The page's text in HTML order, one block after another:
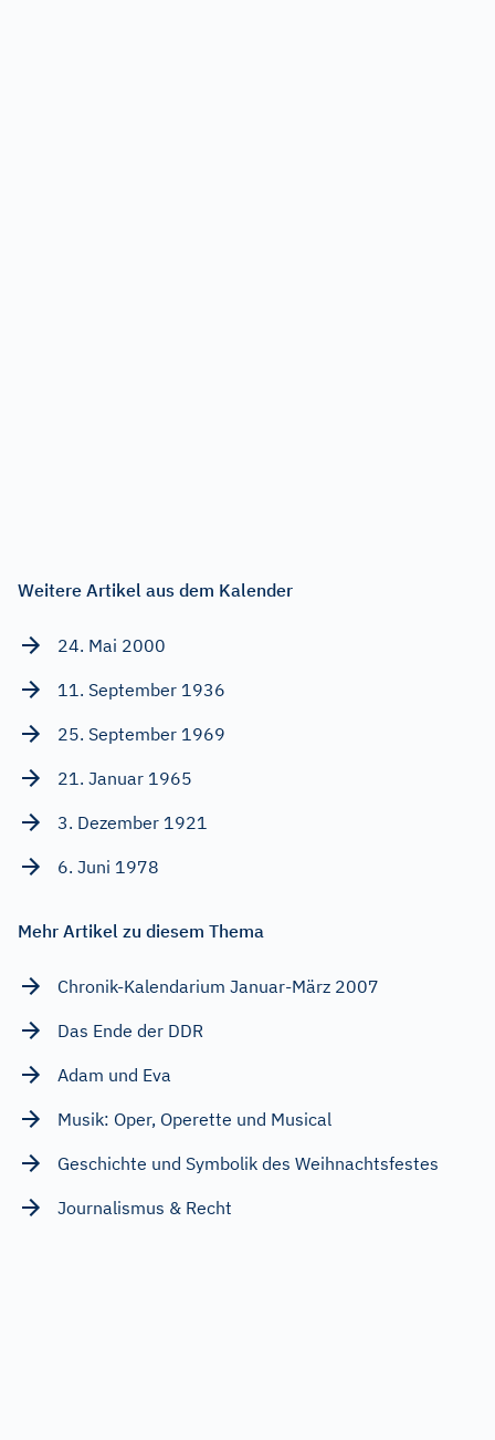
Weitere Artikel aus dem Kalender
24. Mai 2000
11. September 1936
25. September 1969
21. Januar 1965
3. Dezember 1921
6. Juni 1978
Mehr Artikel zu diesem Thema
Chronik-Kalendarium Januar-März 2007
Das Ende der DDR
Adam und Eva
Musik: Oper, Operette und Musical
Geschichte und Symbolik des Weihnachtsfestes
Journalismus & Recht